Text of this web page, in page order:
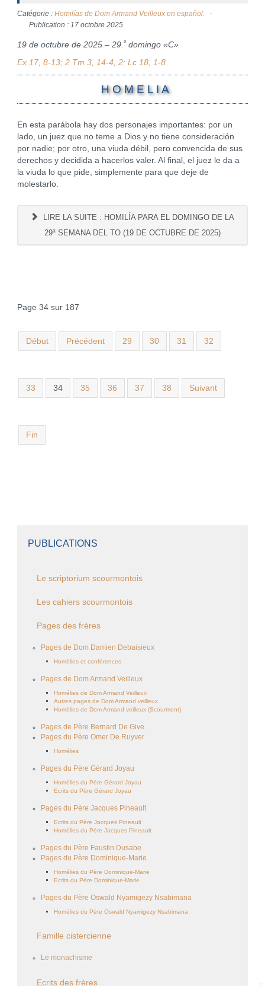
Catégorie : Homilías de Dom Armand Veilleux en español.
Publication : 17 octobre 2025
19 de octubre de 2025 – 29.ºdomingo «C»
Ex 17, 8-13; 2 Tm 3, 14-4, 2; Lc 18, 1-8
H O M E L I A
En esta parábola hay dos personajes importantes: por un
lado, un juez que no teme a Dios y no tiene consideración
por nadie; por otro, una viuda débil, pero convencida de sus
derechos y decidida a hacerlos valer. Al final, el juez le da a
la viuda lo que pide, simplemente para que deje de
molestarlo.
LIRE LA SUITE : HOMILÍA PARA EL DOMINGO DE LA
29ª SEMANA DEL TO (19 DE OCTUBRE DE 2025)
Page 34 sur 187
Début Précédent 29 30 31 32
33 34 35 36 37 38 Suivant
Fin
PUBLICATIONS
Le scriptorium scourmontois
Les cahiers scourmontois
Pages des frères
Pages de Dom Damien Debaisieux
Homélies et conférences
Pages de Dom Armand Veilleux
Homélies de Dom Armand Veilleux
Autres pages de Dom Armand veilleux
Homélies de Dom Armand veilleux (Scourmont)
Pages de Père Bernard De Give
Pages du Père Omer De Ruyver
Homélies
Pages du Père Gérard Joyau
Homélies du Père Gérard Joyau
Ecrits du Père Gérard Joyau
Pages du Père Jacques Pineault
Ecrits du Père Jacques Pineault
Homélies du Père Jacques Pineault
Pages du Père Faustin Dusabe
Pages du Père Dominique-Marie
Homélies du Père Dominique-Marie
Ecrits du Père Dominique-Marie
Pages du Père Oswald Nyamigezy Nsabimana
Homélies du Père Oswald Nyamigezy Nsabimana
Famille cistercienne
Le monachisme
Ecrits des frères